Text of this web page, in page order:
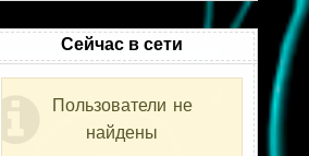
Сейчас в сети
Пользователи не
найдены